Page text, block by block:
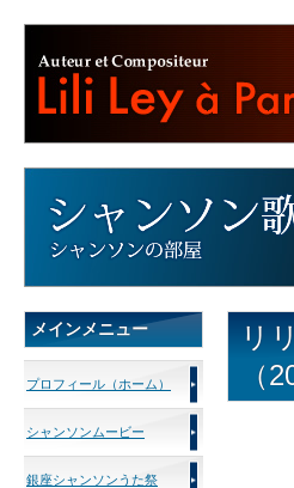
リ
（
メインメニュー
プロフィール（ホーム）
シャンソンムービー
銀座シャンソンうた祭